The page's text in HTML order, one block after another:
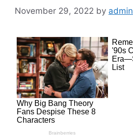
November 29, 2022 by admin